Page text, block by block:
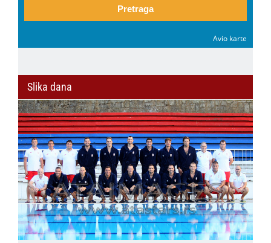
Pretraga
Avio karte
Slika dana